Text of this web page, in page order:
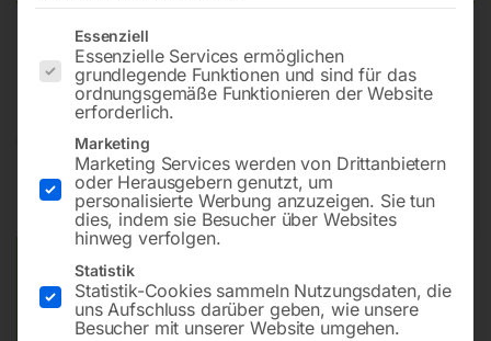
zu HONDA Motor
432,00
inkl. MwSt. zzgl.Versandkosten
Lieferzeit:ca. 2 - 3 Tage
Versandkosten Standard (Österreich):
Bitte beachten Sie: Die Versandkosten gelten für Österreich.
Andere Länder können abweichen.
Es folgt eine Liste der Service-Gruppen, für die eine
Essenziell
Essenzielle Services ermöglichen
grundlegende Funktionen und sind für das
ordnungsgemäße Funktionieren der Website
erforderlich.
Marketing
Marketing Services werden von Drittanbietern
oder Herausgebern genutzt, um
personalisierte Werbung anzuzeigen. Sie tun
dies, indem sie Besucher über Websites
hinweg verfolgen.
Statistik
Statistik-Cookies sammeln Nutzungsdaten, die
uns Aufschluss darüber geben, wie unsere
Besucher mit unserer Website umgehen.